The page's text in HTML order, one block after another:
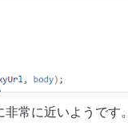
常に近いようです。